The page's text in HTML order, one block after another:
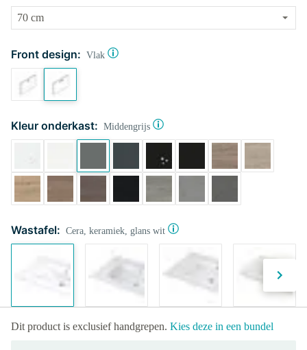
Front design: Vlak
Kleur onderkast: Middengrijs
Wastafel: Cera, keramiek, glans wit
Dit product is exclusief handgrepen. Kies deze in een bundel